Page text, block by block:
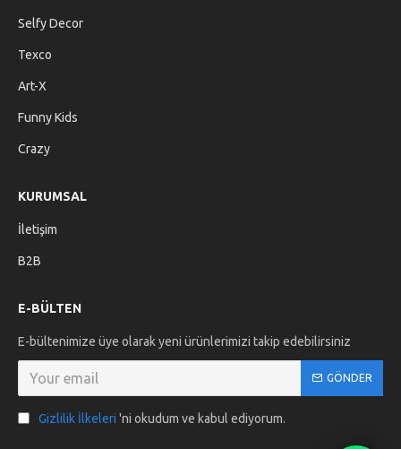
Selfy Decor
Texco
Art-X
Funny Kids
Crazy
KURUMSAL
İletişim
B2B
E-BÜLTEN
E-bültenimize üye olarak yeni ürünlerimizi takip edebilirsiniz
GÖNDER
Gizlilik İlkeleri 'ni okudum ve kabul ediyorum.